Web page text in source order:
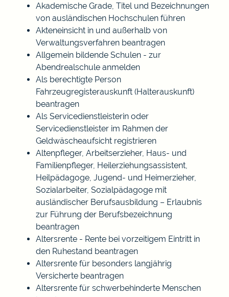
Akademische Grade, Titel und Bezeichnungen
von ausländischen Hochschulen führen
Akteneinsicht in und außerhalb von
Verwaltungsverfahren beantragen
Allgemein bildende Schulen - zur
Abendrealschule anmelden
Als berechtigte Person
Fahrzeugregisterauskunft (Halterauskunft)
beantragen
Als Servicedienstleisterin oder
Servicedienstleister im Rahmen der
Geldwäscheaufsicht registrieren
Altenpfleger, Arbeitserzieher, Haus- und
Familienpfleger, Heilerziehungsassistent,
Heilpädagoge, Jugend- und Heimerzieher,
Sozialarbeiter, Sozialpädagoge mit
ausländischer Berufsausbildung – Erlaubnis
zur Führung der Berufsbezeichnung
beantragen
Altersrente - Rente bei vorzeitigem Eintritt in
den Ruhestand beantragen
Altersrente für besonders langjährig
Versicherte beantragen
Altersrente für schwerbehinderte Menschen